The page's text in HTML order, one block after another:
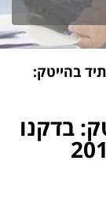
בהייטק:
בדקנו